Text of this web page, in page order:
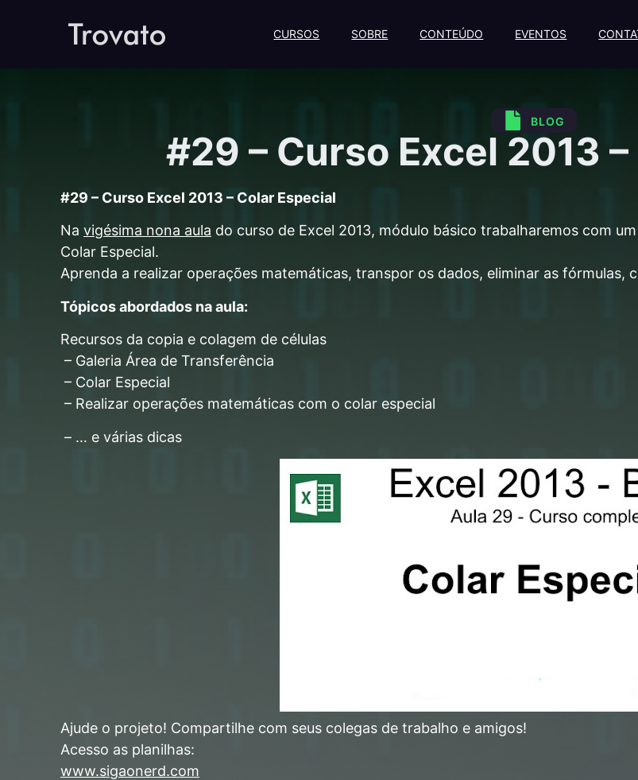
CURSOS SOBRE CONTEÚDO EVENTOS
BLOG
#29 – Curso Excel 2013
#29 – Curso Excel 2013 – Colar Especial
Na vigésima nona aula do curso de Excel 2013, módulo básico trabalharemos com
Colar Especial.
Aprenda a realizar operações matemáticas, transpor os dados, eliminar as fórmulas,
Tópicos abordados na aula:
Recursos da copia e colagem de células
– Galeria Área de Transferência
– Colar Especial
– Realizar operações matemáticas com o colar especial
– … e várias dicas
Ajude o projeto! Compartilhe com seus colegas de trabalho e amigos!
Acesso as planilhas:
www.sigaonerd.com